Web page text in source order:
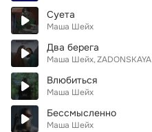
Суета
Маша Шейх
Два берега
Маша Шейх ZADONSKAYA
Влюбиться
Маша Шейх
Бессмысленно
Маша Шейх